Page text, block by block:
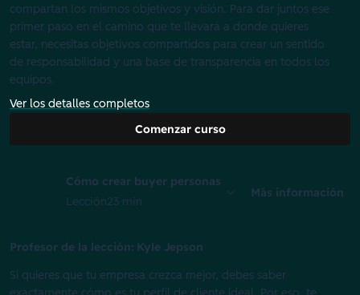
compartan los mismos objetivos y visión. Para dar juntos ese
primer paso en el camino que te llevará a donde quieres
estar, necesitas objetivos compartidos para crear un sentido
de responsabilidad y una base de transparencia en todos los
equipos.
Ver los detalles completos
Comenzar curso
Cómo crear buyer personas
Lección23 min
Más información
Profesor de la lección: Kyle Jepson
Si quieres que tu empresa crezca mejor, debes saber